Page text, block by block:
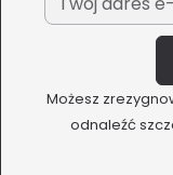
Możesz
odnaleźć